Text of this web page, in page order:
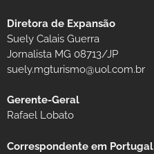
Diretora de Expansão
Suely Calais Guerra
Jornalista MG 08713/JP
suely.mgturismo@uol.com.br
Gerente-Geral
Rafael Lobato
Correspondente em Portugal